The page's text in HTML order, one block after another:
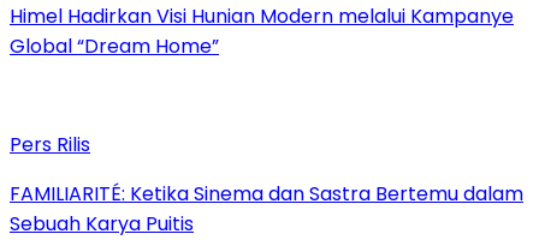
Himel Hadirkan Visi Hunian Modern melalui Kampanye
Global “Dream Home”
Pers Rilis
FAMILIARITÉ: Ketika Sinema dan Sastra Bertemu dalam
Sebuah Karya Puitis